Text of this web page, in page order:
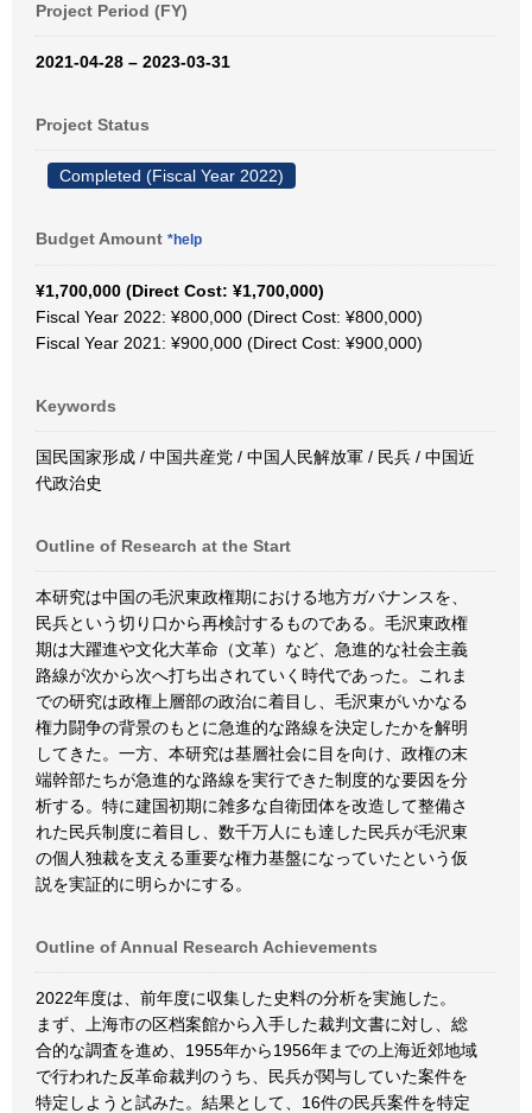
Project Period (FY)
2021-04-28 – 2023-03-31
Project Status
Completed (Fiscal Year 2022)
Budget Amount *help
¥1,700,000 (Direct Cost: ¥1,700,000)
Fiscal Year 2022: ¥800,000 (Direct Cost: ¥800,000)
Fiscal Year 2021: ¥900,000 (Direct Cost: ¥900,000)
Keywords
国民国家形成 / 中国共産党 / 中国人民解放軍 / 民兵 / 中国近
代政治史
Outline of Research at the Start
本研究は中国の毛沢東政権期における地方ガバナンスを、
民兵という切り口から再検討するものである。毛沢東政権
期は大躍進や文化大革命（文革）など、急進的な社会主義
路線が次から次へ打ち出されていく時代であった。これま
での研究は政権上層部の政治に着目し、毛沢東がいかなる
権力闘争の背景のもとに急進的な路線を決定したかを解明
してきた。一方、本研究は基層社会に目を向け、政権の末
端幹部たちが急進的な路線を実行できた制度的な要因を分
析する。特に建国初期に雑多な自衛団体を改造して整備さ
れた民兵制度に着目し、数千万人にも達した民兵が毛沢東
の個人独裁を支える重要な権力基盤になっていたという仮
説を実証的に明らかにする。
Outline of Annual Research Achievements
2022年度は、前年度に収集した史料の分析を実施した。
まず、上海市の区档案館から入手した裁判文書に対し、総
合的な調査を進め、1955年から1956年までの上海近郊地域
で行われた反革命裁判のうち、民兵が関与していた案件を
特定しようと試みた。結果として、16件の民兵案件を特定